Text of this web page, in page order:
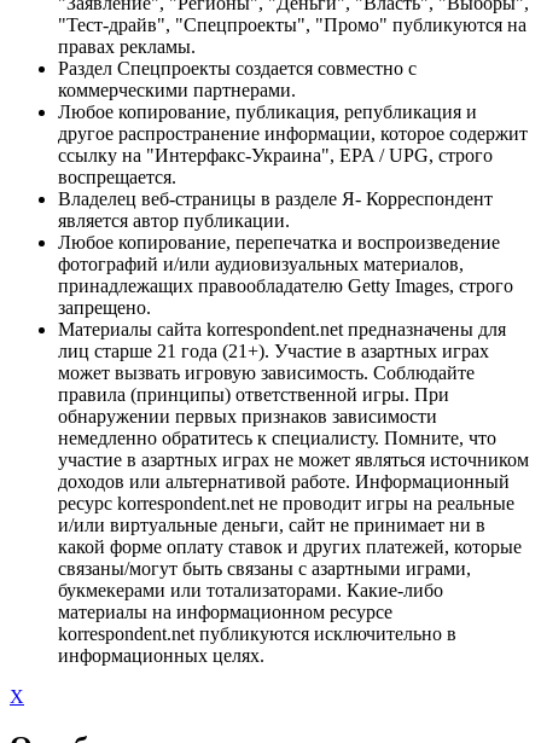
"Тест-драйв", "Спецпроекты", "Промо" публикуются на
правах рекламы.
Раздел Спецпроекты создается совместно с
коммерческими партнерами.
Любое копирование, публикация, републикация и
другое распространение информации, которое содержит
ссылку на "Интерфакс-Украина", EPA / UPG, строго
воспрещается.
Владелец веб-страницы в разделе Я- Корреспондент
является автор публикации.
Любое копирование, перепечатка и воспроизведение
фотографий и/или аудиовизуальных материалов,
принадлежащих правообладателю Getty Images, строго
запрещено.
Материалы сайта korrespondent.net предназначены для
лиц старше 21 года (21+). Участие в азартных играх
может вызвать игровую зависимость. Соблюдайте
правила (принципы) ответственной игры. При
обнаружении первых признаков зависимости
немедленно обратитесь к специалисту. Помните, что
участие в азартных играх не может являться источником
доходов или альтернативой работе. Информационный
ресурс korrespondent.net не проводит игры на реальные
и/или виртуальные деньги, сайт не принимает ни в
какой форме оплату ставок и других платежей, которые
связаны/могут быть связаны с азартными играми,
букмекерами или тотализаторами. Какие-либо
материалы на информационном ресурсе
korrespondent.net публикуются исключительно в
информационных целях.
X